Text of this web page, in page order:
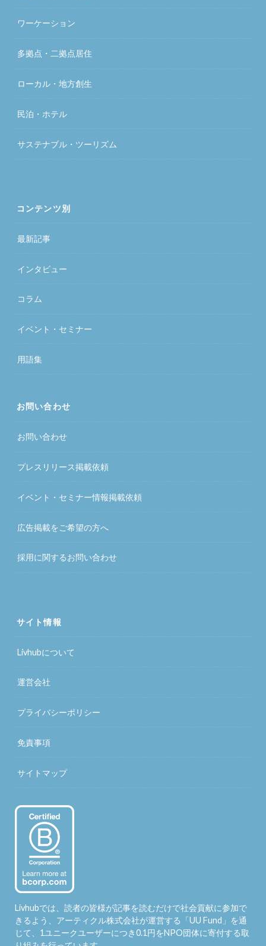
ワーケーション
多拠点・二拠点居住
ローカル・地方創生
民泊・ホテル
サステナブル・ツーリズム
コンテンツ別
最新記事
インタビュー
コラム
イベント・セミナー
用語集
お問い合わせ
お問い合わせ
プレスリリース掲載依頼
イベント・セミナー情報掲載依頼
広告掲載をご希望の方へ
採用に関するお問い合わせ
サイト情報
Livhubについて
運営会社
プライバシーポリシー
免責事項
サイトマップ
Livhubでは、読者の皆様が記事を読むだけで社会貢献に参加で
きるよう、アーティクル株式会社が運営する「UU Fund 」を通
じて、1ユニークユーザーにつき0.1円をNPO団体に寄付する取